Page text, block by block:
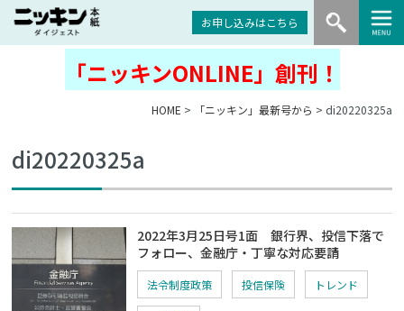
お申し込みはこちら
「ニッキンONLINE」創刊！
HOME > 「ニッキン」最新号から > di20220325a
di20220325a
2022年3月25日号1面 銀行界、投信下落で
フォロー、金融庁・丁寧な対応要請
法令制度政策 投信保険 トレンド